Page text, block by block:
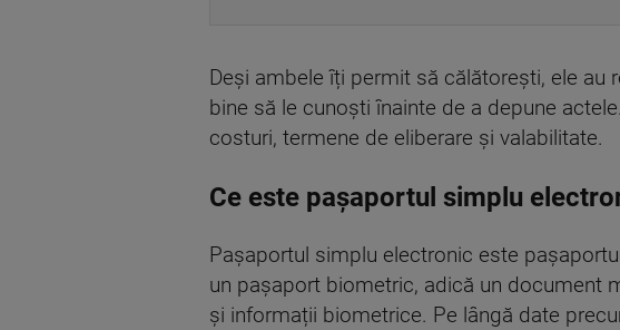
Deși ambele îți permit să călătorești, ele au
bine să le cunoști înainte de a depune
costuri, termene de eliberare și valabilitate.
Ce este pașaportul simplu
Pașaportul simplu electronic este
un pașaport biometric, adică un document
și informații biometrice. Pe lângă date